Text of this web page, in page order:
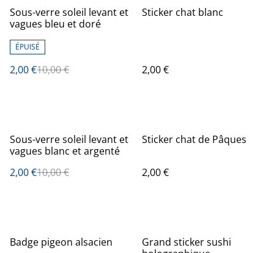
%
Sous-verre soleil levant et
vagues bleu et doré
ÉPUISÉ
2,00 €10,00 €
Sticker chat blanc
2,00 €
%
Sous-verre soleil levant et
vagues blanc et argenté
2,00 €10,00 €
Sticker chat de Pâques
2,00 €
Badge pigeon alsacien
Grand sticker sushi